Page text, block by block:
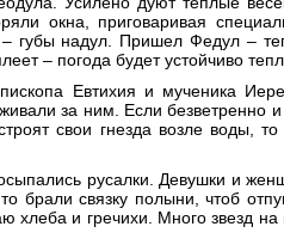
окна, приговаривая
губы надул. Пришел Федул –
– погода будет устойчиво
Евтихия и мученика
за ним. Если безветренно и
свои гнезда возле воды, то
русалки. Девушки и
брали связку полыни, чтоб
хлеба и гречихи. Много звезд на